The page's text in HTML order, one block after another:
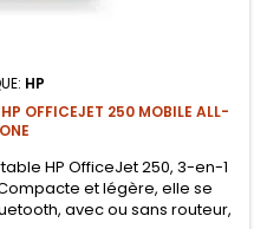
HP
OFFICEJET 250 MOBILE ALL-
HP OfficeJet 250, 3-en-1
et légère, elle se
avec ou sans routeur,